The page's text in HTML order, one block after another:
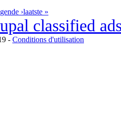
›laatste »
classified
- Conditions d'utilisation